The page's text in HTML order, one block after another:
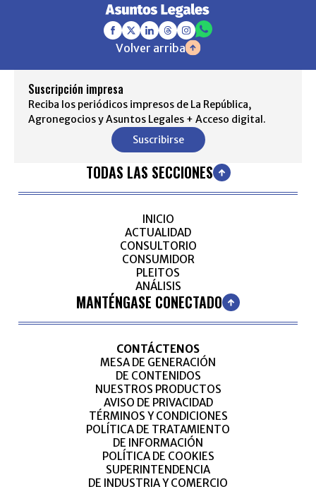
Volver arriba
Suscripción impresa
Reciba los periódicos impresos de La República,
Agronegocios y Asuntos Legales + Acceso digital.
Suscribirse
TODAS LAS SECCIONES
INICIO
ACTUALIDAD
CONSULTORIO
CONSUMIDOR
PLEITOS
ANÁLISIS
MANTÉNGASE CONECTADO
CONTÁCTENOS
MESA DE GENERACIÓN
DE CONTENIDOS
NUESTROS PRODUCTOS
AVISO DE PRIVACIDAD
TÉRMINOS Y CONDICIONES
POLÍTICA DE TRATAMIENTO
DE INFORMACIÓN
POLÍTICA DE COOKIES
SUPERINTENDENCIA
DE INDUSTRIA Y COMERCIO